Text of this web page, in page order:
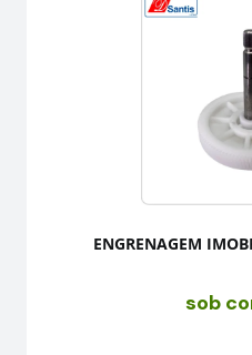
ENGRENAGEM
sob